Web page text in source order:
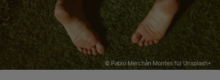
© Pablo Merchán Montes für Unsplash+